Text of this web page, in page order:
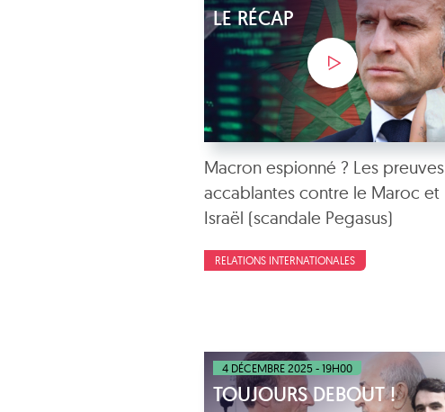
LE RÉCAP
Macron espionné ? Les preuves
accablantes contre le Maroc et
Israël (scandale Pegasus)
RELATIONS INTERNATIONALES
4 DÉCEMBRE 2025 - 19H00
TOUJOURS DEBOUT !